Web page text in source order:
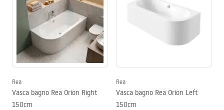
Rea
Vasca bagno Rea Orion Right
150cm
Rea
Vasca bagno Rea Orion Left
150cm